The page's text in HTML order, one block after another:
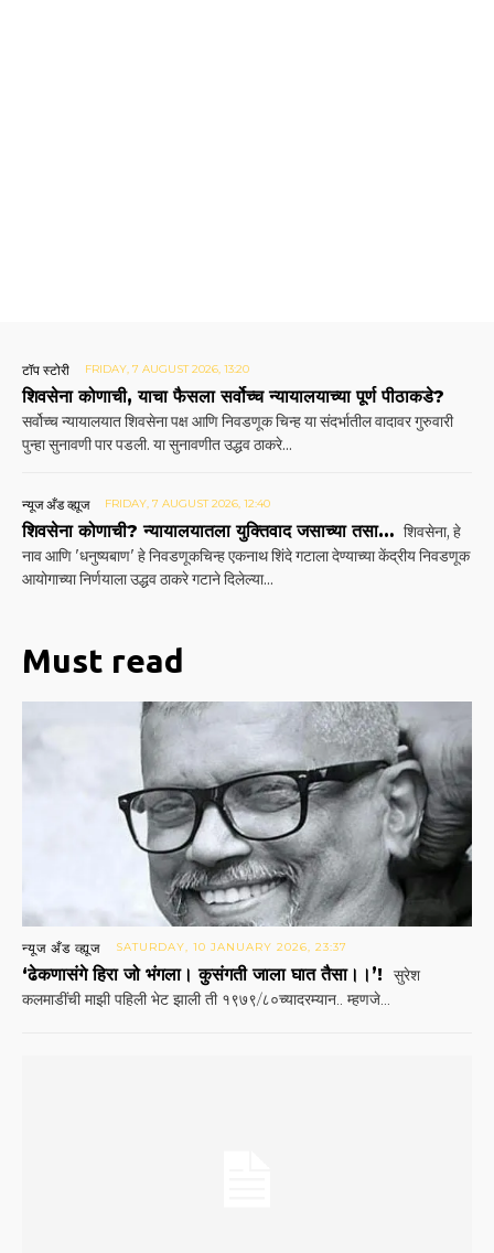
टॉप स्टोरी FRIDAY, 7 AUGUST 2026, 13:20
शिवसेना कोणाची, याचा फैसला सर्वोच्च न्यायालयाच्या पूर्ण पीठाकडे?
सर्वोच्च न्यायालयात शिवसेना पक्ष आणि निवडणूक चिन्ह या संदर्भातील वादावर गुरुवारी
पुन्हा सुनावणी पार पडली. या सुनावणीत उद्धव ठाकरे...
न्यूज अँड व्ह्यूज FRIDAY, 7 AUGUST 2026, 12:40
शिवसेना कोणाची? न्यायालयातला युक्तिवाद जसाच्या तसा… शिवसेना, हे
नाव आणि 'धनुष्यबाण' हे निवडणूकचिन्ह एकनाथ शिंदे गटाला देण्याच्या केंद्रीय निवडणूक
आयोगाच्या निर्णयाला उद्धव ठाकरे गटाने दिलेल्या...
Must read
न्यूज अँड व्ह्यूज SATURDAY, 10 JANUARY 2026, 23:37
‘ढेकणासंगे हिरा जो भंगला। कुसंगती जाला घात तैसा।।’!
सुरेश
कलमाडींची माझी पहिली भेट झाली ती १९७९/८०च्यादरम्यान.. म्हणजे...